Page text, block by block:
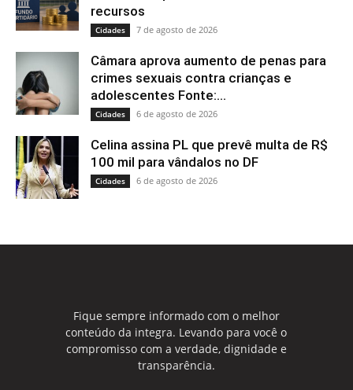
recursos
Cidades 7 de agosto de 2026
Câmara aprova aumento de penas para
crimes sexuais contra crianças e
adolescentes Fonte:...
Cidades 6 de agosto de 2026
Celina assina PL que prevê multa de R$
100 mil para vândalos no DF
Cidades 6 de agosto de 2026
Fique sempre informado com o melhor
conteúdo da integra. Levando para você o
compromisso com a verdade, dignidade e
transparência.